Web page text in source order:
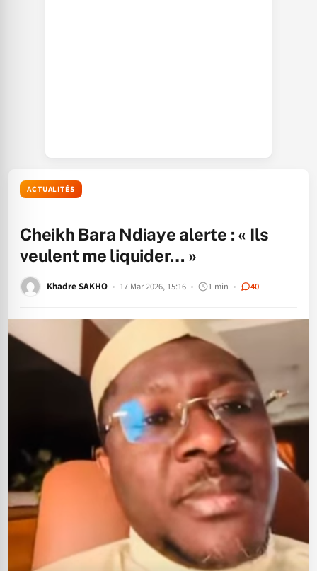
ACTUALITÉS
Cheikh Bara Ndiaye alerte : « Ils
veulent me liquider… »
Khadre SAKHO 17 Mar 2026, 15:16 1 min 40